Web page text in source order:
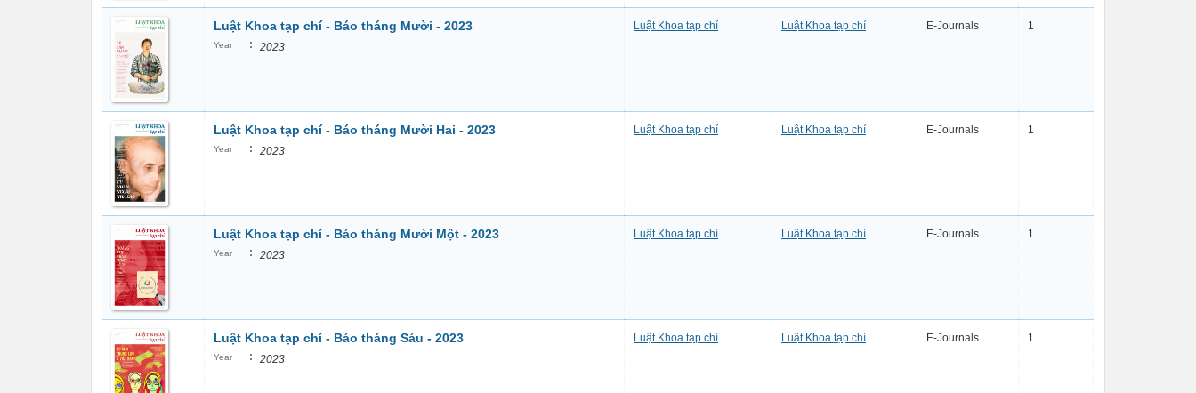
Luật Khoa tạp chí - Báo tháng Mười - 2023
Year : 2023
Luật Khoa tạp chí Luật Khoa tạp chí E-Journals 1
Luật Khoa tạp chí - Báo tháng Mười Hai - 2023
Year : 2023
Luật Khoa tạp chí Luật Khoa tạp chí E-Journals 1
Luật Khoa tạp chí - Báo tháng Mười Một - 2023
Year : 2023
Luật Khoa tạp chí Luật Khoa tạp chí E-Journals 1
Luật Khoa tạp chí - Báo tháng Sáu - 2023
Year : 2023
Luật Khoa tạp chí Luật Khoa tạp chí E-Journals 1